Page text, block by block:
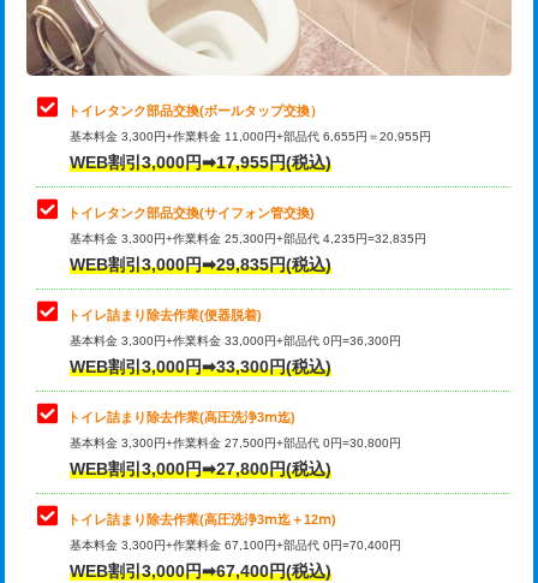
トイレタンク部品交換(ボールタップ交換）
基本料金 3,300円+作業料金 11,000円+部品代 6,655円＝20,955円
WEB割引3,000円➡17,955円(税込)
トイレタンク部品交換(サイフォン管交換)
基本料金 3,300円+作業料金 25,300円+部品代 4,235円=32,835円
WEB割引3,000円➡29,835円(税込)
トイレ詰まり除去作業(便器脱着)
基本料金 3,300円+作業料金 33,000円+部品代 0円=36,300円
WEB割引3,000円➡33,300円(税込)
トイレ詰まり除去作業(高圧洗浄3ⅿ迄)
基本料金 3,300円+作業料金 27,500円+部品代 0円=30,800円
WEB割引3,000円➡27,800円(税込)
トイレ詰まり除去作業(高圧洗浄3ⅿ迄＋12ⅿ)
基本料金 3,300円+作業料金 67,100円+部品代 0円=70,400円
WEB割引3,000円➡67,400円(税込)